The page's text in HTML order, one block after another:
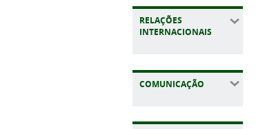
RELAÇÕES
INTERNACIONAIS
COMUNICAÇÃO